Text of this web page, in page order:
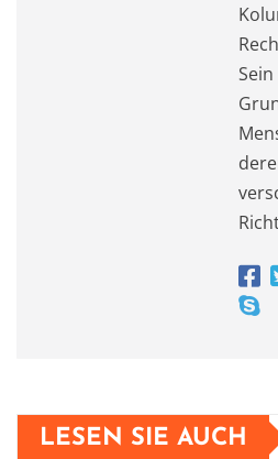
LESEN SIE AUCH